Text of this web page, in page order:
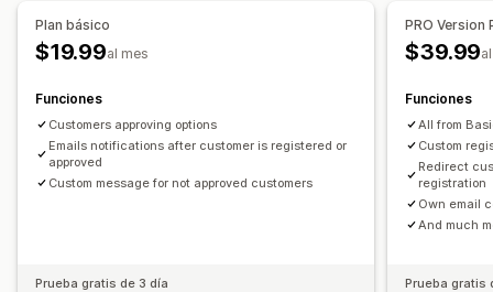
Bloquear páginas
Formulario de cotización
Notificaciones
Plan básico
$19.99al mes
Funciones
Customers approving options
Emails notifications after customer is registered or
approved
Custom message for not approved customers
Prueba gratis de 3 día
PRO Version
$39.99
Funciones
All from
Custom
Redirect
registration
Own email
And much
Prueba gratis